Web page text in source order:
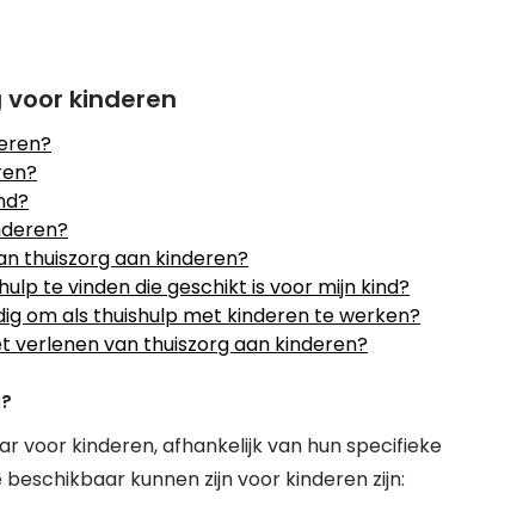
kinderen
thuiszorg aan kinderen?
te vinden die geschikt is voor mijn kind?
om als thuishulp met kinderen te werken?
verlenen van thuiszorg aan kinderen?
voor kinderen, afhankelijk van hun specifieke
kunnen zijn voor kinderen zijn: